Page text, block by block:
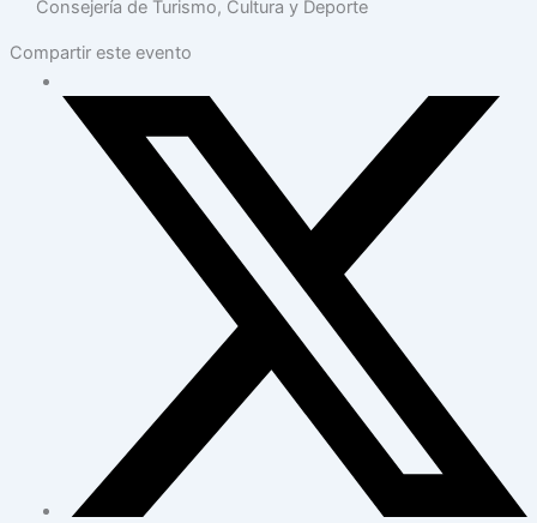
Consejería de Turismo, Cultura y Deporte
Compartir este evento